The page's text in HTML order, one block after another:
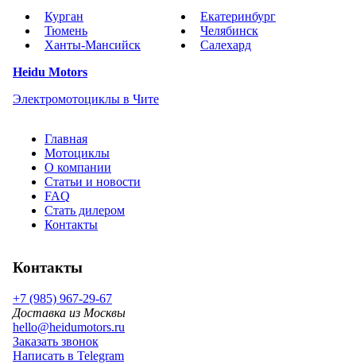
Курган
Екатеринбург
Тюмень
Челябинск
Ханты-Мансийск
Салехард
Heidu Motors
Электромотоциклы в Чите
Главная
Мотоциклы
О компании
Статьи и новости
FAQ
Стать дилером
Контакты
Контакты
+7 (985) 967-29-67
Доставка из Москвы
hello@heidumotors.ru
Заказать звонок
Написать в Telegram